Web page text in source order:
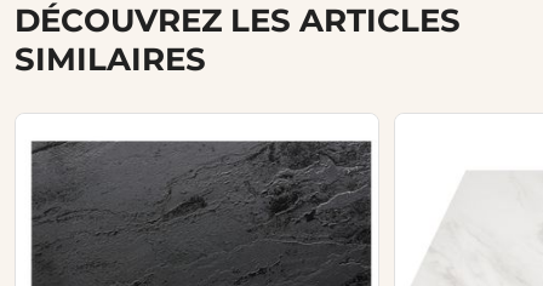
DÉCOUVREZ LES ARTICLES
SIMILAIRES